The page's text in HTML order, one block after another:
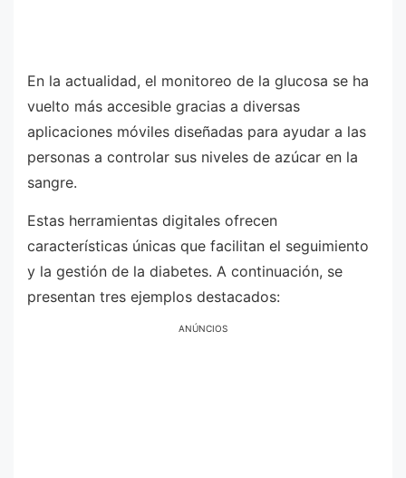
En la actualidad, el monitoreo de la glucosa se ha
vuelto más accesible gracias a diversas
aplicaciones móviles diseñadas para ayudar a las
personas a controlar sus niveles de azúcar en la
sangre.
Estas herramientas digitales ofrecen
características únicas que facilitan el seguimiento
y la gestión de la diabetes. A continuación, se
presentan tres ejemplos destacados:
ANÚNCIOS